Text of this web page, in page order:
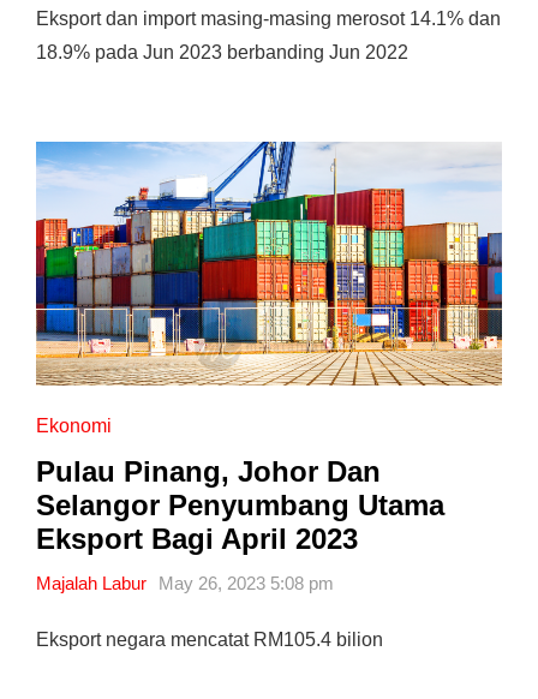
Eksport dan import masing-masing merosot 14.1% dan
18.9% pada Jun 2023 berbanding Jun 2022
Ekonomi
Pulau Pinang, Johor Dan
Selangor Penyumbang Utama
Eksport Bagi April 2023
Majalah Labur May 26, 2023 5:08 pm
Eksport negara mencatat RM105.4 bilion